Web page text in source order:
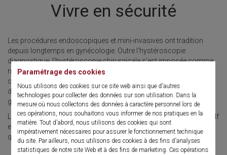
Paramétrage des cookies
Nous utilisons des cookies sur ce site web ainsi que d'autres
technologies pour collecter des données sur son utilisation. Dans la
mesure où nous collectons des données à caractère personnel lors de
ces opérations, nous souhaitons vous informer de nos pratiques en la
matière. Tout d'abord, nous utilisons des cookies qui sont
impérativement nécessaires pour assurer le fonctionnement technique
du site. Par ailleurs, nous utilisons des cookies à des fins d'analyses
statistiques de notre site Web et à des fins de marketing. Ces opérations
Vivre en sécurité
Les procédures endoscopiques et mini-invasives ont tradition
depuis longtemps en gynécologie. Outre l'hystéroscopie
diagnostique, l'hystéroscopie chirurgicale s'est imposée comme
méthode standard dans les cliniques et centres ambulatoires au
cours des dernières années. L'hystéroscopie chirurgicale pose
des exigences très élevées à l'équipement endoscopique du
gynécologue.
La conception des produits et systèmes complets de Richard Wolf
en gynécologie se fonde essentiellement sur des principes de
qualité, l'aisance de manipulation et le confort de la patiente.